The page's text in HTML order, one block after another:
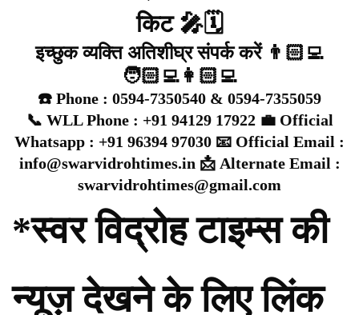
किट 🎤🗓️
इच्छुक व्यक्ति अतिशीघ्र संपर्क करें 👨🏻‍💻
🧑🏻‍💻👩🏻‍💻
☎️ Phone : 0594-7350540 & 0594-7355059
📞 WLL Phone : +91 94129 17922 💼 Official
Whatsapp : +91 96394 97030 📧 Official Email :
info@swarvidrohtimes.in 📩 Alternate Email :
swarvidrohtimes@gmail.com
*स्वर विद्रोह टाइम्स की
न्यूज़ देखने के लिए लिंक